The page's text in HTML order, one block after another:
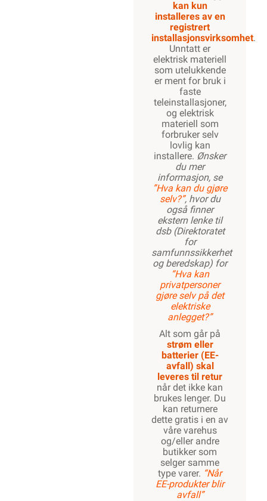
kan kun
installeres av en
registrert
installasjonsvirksomhet.
Unntatt er
elektrisk materiell
som utelukkende
er ment for bruk i
faste
teleinstallasjoner,
og elektrisk
materiell som
forbruker selv
lovlig kan
installere. Ønsker
du mer
informasjon, se
”Hva kan du gjøre
selv?”, hvor du
også finner
ekstern lenke til
dsb (Direktoratet
for
samfunnssikkerhet
og beredskap) for
“Hva kan
privatpersoner
gjøre selv på det
elektriske
anlegget?”
Alt som går på
strøm eller
batterier (EE-
avfall) skal
leveres til retur
når det ikke kan
brukes lenger. Du
kan returnere
dette gratis i en av
våre varehus
og/eller andre
butikker som
selger samme
type varer. “Når
EE-produkter blir
avfall”